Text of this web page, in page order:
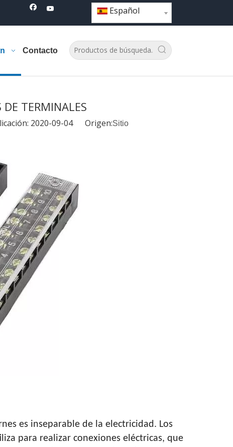
Español
Contacto
TERMINALES
2020-09-04 Origen:Sitio
es inseparable de la electricidad. Los
para realizar conexiones eléctricas, que